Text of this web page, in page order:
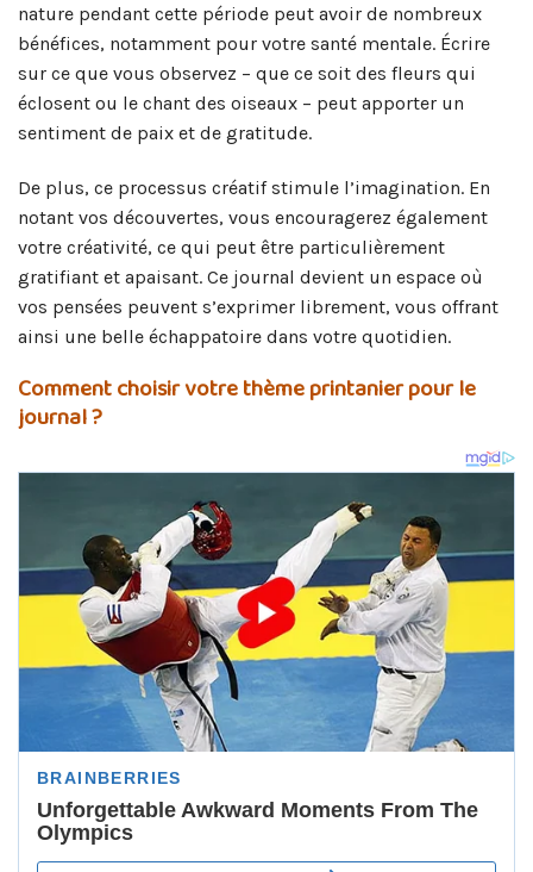
nature pendant cette période peut avoir de nombreux
bénéfices, notamment pour votre santé mentale. Écrire
sur ce que vous observez – que ce soit des fleurs qui
éclosent ou le chant des oiseaux – peut apporter un
sentiment de paix et de gratitude.
De plus, ce processus créatif stimule l’imagination. En
notant vos découvertes, vous encouragerez également
votre créativité, ce qui peut être particulièrement
gratifiant et apaisant. Ce journal devient un espace où
vos pensées peuvent s’exprimer librement, vous offrant
ainsi une belle échappatoire dans votre quotidien.
Comment choisir votre thème printanier pour le
journal ?